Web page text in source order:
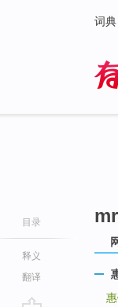
词典
目录
释义
翻译